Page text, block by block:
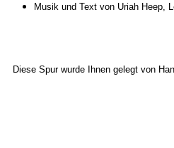
Musik und Text von Uriah Heep,
Diese Spur wurde Ihnen gelegt von